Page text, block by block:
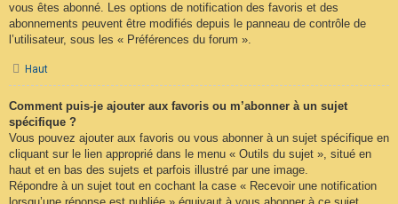
vous êtes abonné. Les options de notification des favoris et des
abonnements peuvent être modifiés depuis le panneau de contrôle de
l’utilisateur, sous les « Préférences du forum ».
Haut
Comment puis-je ajouter aux favoris ou m’abonner à un sujet
spécifique ?
Vous pouvez ajouter aux favoris ou vous abonner à un sujet spécifique en
cliquant sur le lien approprié dans le menu « Outils du sujet », situé en
haut et en bas des sujets et parfois illustré par une image.
Répondre à un sujet tout en cochant la case « Recevoir une notification